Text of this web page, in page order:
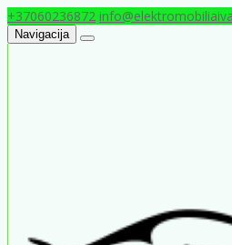
+37060236872
Navigacija